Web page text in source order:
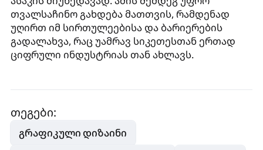
თვალსაჩინო გახდება მათთვის, რამდენად
უღირთ იმ სირთულეებისა და ბარიერების
გადალახვა, რაც უამრავ სიკეთესთან ერთად
ციფრული ინდუსტრიას თან ახლავს.
თეგები:
გრაფიკული დიზაინი